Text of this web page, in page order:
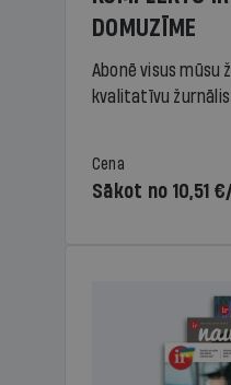
DOMUZĪME
Abonē visus mūsu
kvalitatīvu
Cena
Sākot no 10,51